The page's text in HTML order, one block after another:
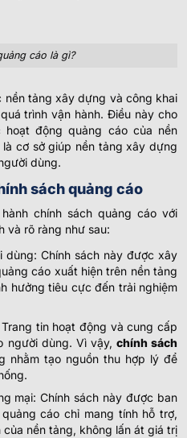
cáo là gì?
nền tảng xây dựng và công khai
trình vận hành. Điều này cho
động quảng cáo của nền
cơ sở giúp nền tảng xây dựng
dùng.
sách quảng cáo
chính sách quảng cáo với
và rõ ràng như sau:
dùng: Chính sách này được xây
cáo xuất hiện trên nền tảng
hưởng tiêu cực đến trải nghiệm
tin hoạt động và cung cấp
người dùng. Vì vậy, chính sách
nhằm tạo nguồn thu hợp lý để
mại: Chính sách này được ban
cáo chỉ mang tính hỗ trợ,
nền tảng, không lấn át giá trị